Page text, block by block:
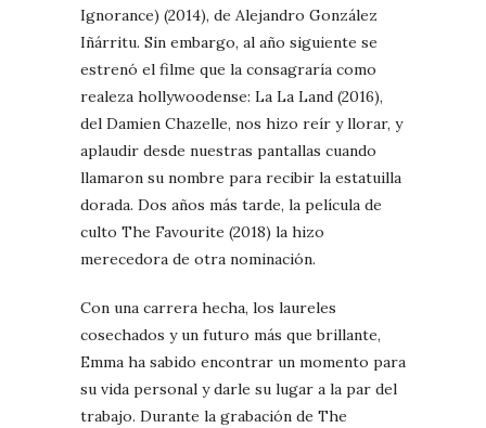
Ignorance) (2014), de Alejandro González
Iñárritu. Sin embargo, al año siguiente se
estrenó el filme que la consagraría como
realeza hollywoodense: La La Land (2016),
del Damien Chazelle, nos hizo reír y llorar, y
aplaudir desde nuestras pantallas cuando
llamaron su nombre para recibir la estatuilla
dorada. Dos años más tarde, la película de
culto The Favourite (2018) la hizo
merecedora de otra nominación.
Con una carrera hecha, los laureles
cosechados y un futuro más que brillante,
Emma ha sabido encontrar un momento para
su vida personal y darle su lugar a la par del
trabajo. Durante la grabación de The